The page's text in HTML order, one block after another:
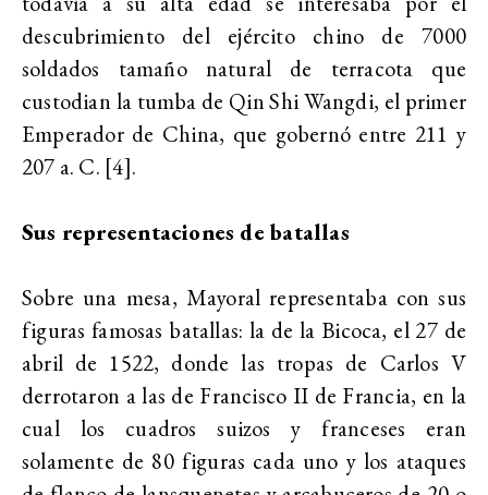
descubrimiento del ejército chino de 7000
soldados tamaño natural de terracota que
custodian la tumba de Qin Shi Wangdi, el primer
Emperador de China, que gobernó entre 211 y
207 a. C. [4].
Sus representaciones de batallas
Sobre una mesa, Mayoral representaba con sus
figuras famosas batallas: la de la Bicoca, el 27 de
abril de 1522, donde las tropas de Carlos V
derrotaron a las de Francisco II de Francia, en la
cual los cuadros suizos y franceses eran
solamente de 80 figuras cada uno y los ataques